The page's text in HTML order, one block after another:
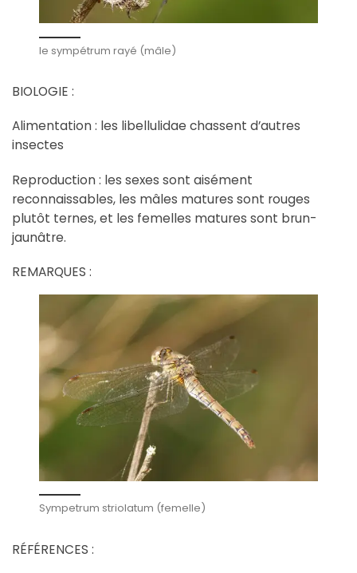
le sympétrum rayé (mâle)
BIOLOGIE :
Alimentation : les libellulidae chassent d’autres
insectes
Reproduction : les sexes sont aisément
reconnaissables, les mâles matures sont rouges
plutôt ternes, et les femelles matures sont brun-
jaunâtre.
REMARQUES :
Sympetrum striolatum (femelle)
RÉFÉRENCES :